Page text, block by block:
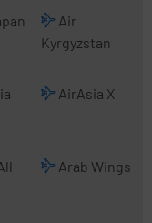
Air
Kyrgyzstan
AirAsia X
Arab Wings